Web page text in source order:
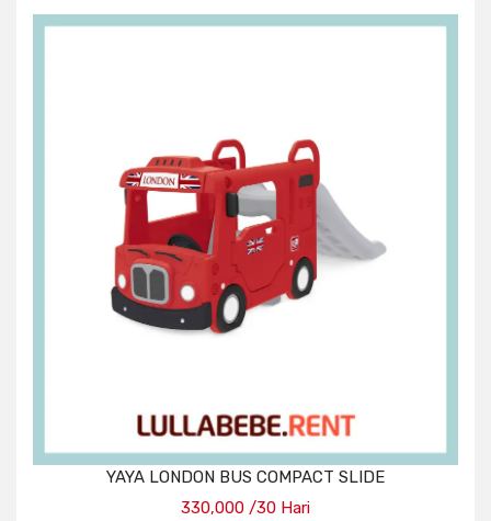
YAYA LONDON BUS COMPACT SLIDE
330,000 /30 Hari